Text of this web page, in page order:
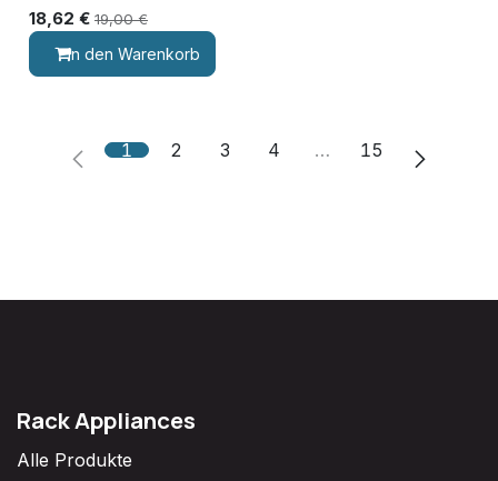
18,62 € 19,00€
In den Warenkorb
1 2 3 4 … 15
Rack Appliances
Alle Produkte